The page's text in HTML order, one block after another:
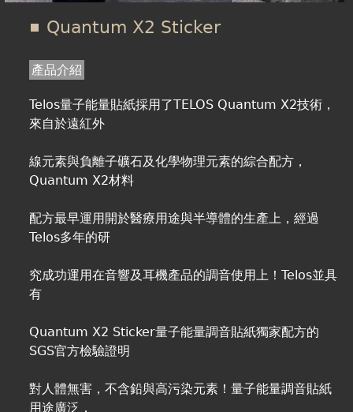
Quantum X2 Sticker
產品介紹
Telos量子能量貼紙採用了TELOS Quantum X2技術，
來自於遠紅外
線元素與負離子礦石及化學物理元素的綜合配方，
Quantum X2材料
配方最早運用開於醫療用途與半導體的生產上，經過
Telos多年的研
究成功運用在音響及耳機產品的調音使用上！Telos並具
有
Quantum X2 Sticker量子能量調音貼紙獨家配方的
SGS官方檢驗證明
對人體無害，不含鉛與高污染元素！量子能量調音貼紙
用途廣泛，